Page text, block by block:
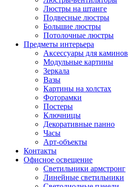
Люстры на штанге
Подвесные люстры
Большие люстры
Потолочные люстры
Предметы интерьера
Аксессуары для каминов
Модульные картины
Зеркала
Вазы
Картины на холстах
Фоторамки
Постеры
Ключницы
Декоративные панно
Часы
Арт-объекты
Контакты
Офисное освещение
Светильники армстронг
Линейные светильники